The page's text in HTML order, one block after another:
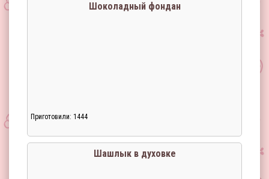
Шоколадный фондан
Приготовили: 1444
Шашлык в духовке